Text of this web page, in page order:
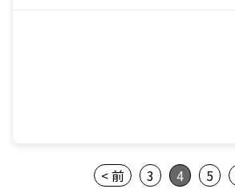
< 前 3 4 5